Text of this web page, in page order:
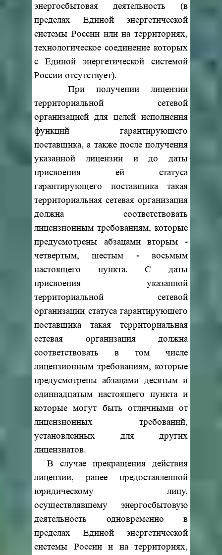
энергосбытовая деятельность (в
пределах Единой энергетической
системы России или на территориях,
технологическое соединение которых
с Единой энергетической системой
России отсутствует).
При получении лицензии
территориальной сетевой
организацией для целей исполнения
функций гарантирующего
поставщика, а также после получения
указанной лицензии и до даты
присвоения ей статуса
гарантирующего поставщика такая
территориальная сетевая организация
должна соответствовать
лицензионным требованиям, которые
предусмотрены абзацами вторым -
четвертым, шестым - восьмым
настоящего пункта. С даты
присвоения указанной
территориальной сетевой
организации статуса гарантирующего
поставщика такая территориальная
сетевая организация должна
соответствовать в том числе
лицензионным требованиям, которые
предусмотрены абзацами десятым и
одиннадцатым настоящего пункта и
которые могут быть отличными от
лицензионных требований,
установленных для других
лицензиатов.
В случае прекращения действия
лицензии, ранее предоставленной
юридическому лицу,
осуществлявшему энергосбытовую
деятельность одновременно в
пределах Единой энергетической
системы России и на территориях,